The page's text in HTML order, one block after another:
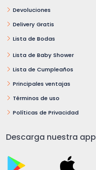
Devoluciones
Delivery Gratis
Lista de Bodas
Lista de Baby Shower
Lista de Cumpleaños
Principales ventajas
Términos de uso
Políticas de Privacidad
Descarga nuestra app